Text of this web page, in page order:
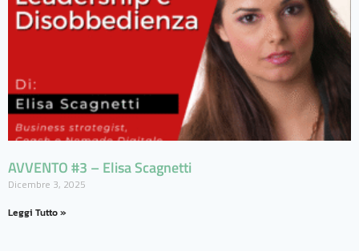
AVVENTO #3 – Elisa Scagnetti
Dicembre 3, 2025
Leggi Tutto »